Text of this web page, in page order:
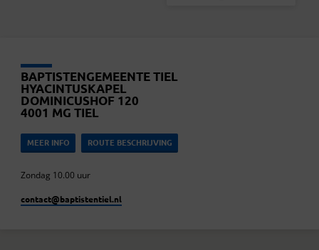
BAPTISTENGEMEENTE TIEL
HYACINTUSKAPEL
DOMINICUSHOF 120
4001 MG TIEL
MEER INFO ROUTE BESCHRIJVING
Zondag 10.00 uur
contact​@baptistentiel.nl